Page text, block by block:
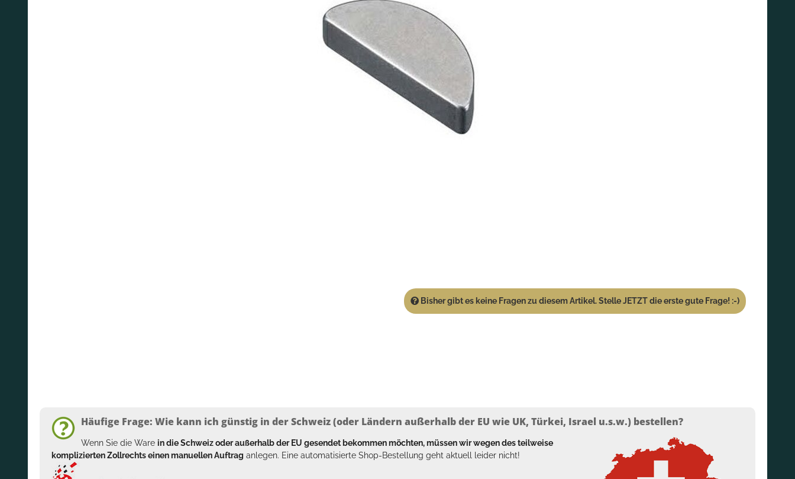
Bisher gibt es keine Fragen zu diesem Artikel. Stelle JETZT die erste gute Frage! :-)
Häufige Frage: Wie kann ich günstig in der Schweiz (oder Ländern außerhalb der EU wie UK, Türkei, Israel u.s.w.) bestellen?
Wenn Sie die Ware in die Schweiz oder außerhalb der EU gesendet bekommen möchten, müssen wir wegen des teilweise
komplizierten Zollrechts einen manuellen Auftrag anlegen. Eine automatisierte Shop-Bestellung geht aktuell leider nicht!